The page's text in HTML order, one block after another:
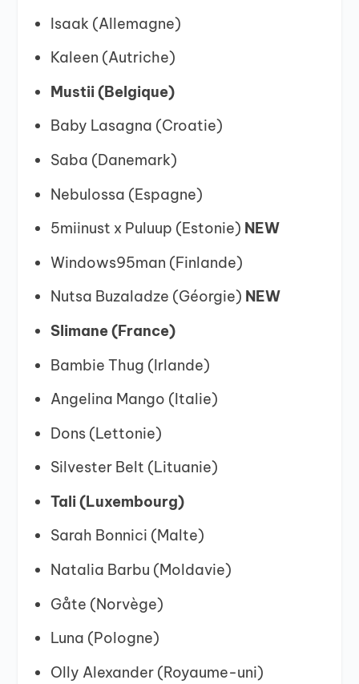
Isaak (Allemagne)
Kaleen (Autriche)
Mustii (Belgique)
Baby Lasagna (Croatie)
Saba (Danemark)
Nebulossa (Espagne)
5miinust x Puluup (Estonie) NEW
Windows95man (Finlande)
Nutsa Buzaladze (Géorgie) NEW
Slimane (France)
Bambie Thug (Irlande)
Angelina Mango (Italie)
Dons (Lettonie)
Silvester Belt (Lituanie)
Tali (Luxembourg)
Sarah Bonnici (Malte)
Natalia Barbu (Moldavie)
Gåte (Norvège)
Luna (Pologne)
Olly Alexander (Royaume-uni)